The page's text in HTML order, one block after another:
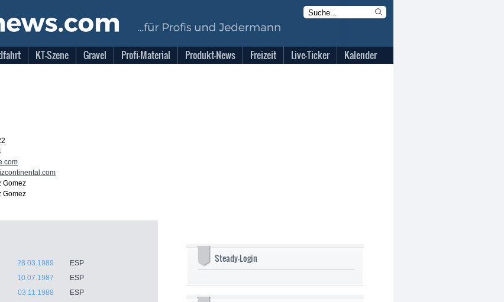
KT-Szene Gravel Profi-Material Produkt-News Freizeit Live-Ticker Kalender
Gomez
Gomez
28.03.1989
ESP
10.07.1987
ESP
03.11.1988
ESP
Steady-Login